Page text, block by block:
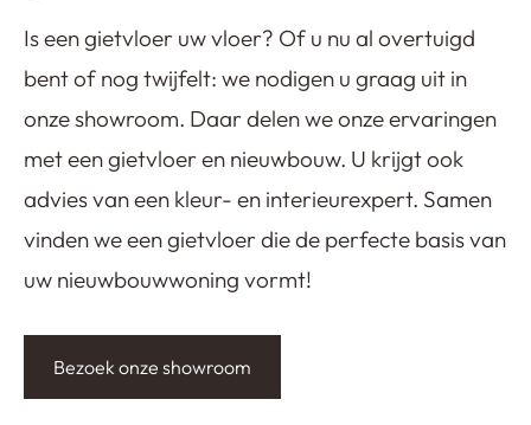
Is een gietvloer uw vloer? Of u nu al overtuigd
bent of nog twijfelt: we nodigen u graag uit in
onze showroom. Daar delen we onze ervaringen
met een gietvloer en nieuwbouw. U krijgt ook
advies van een kleur- en interieurexpert. Samen
vinden we een gietvloer die de perfecte basis van
uw nieuwbouwwoning vormt!
Bezoek onze showroom